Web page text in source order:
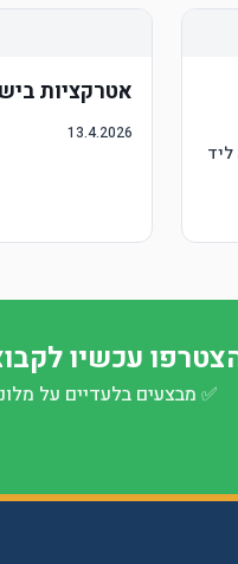
אטרקציות
13.4.2026
עכשיו
✅ מבצעים בלעדיים על